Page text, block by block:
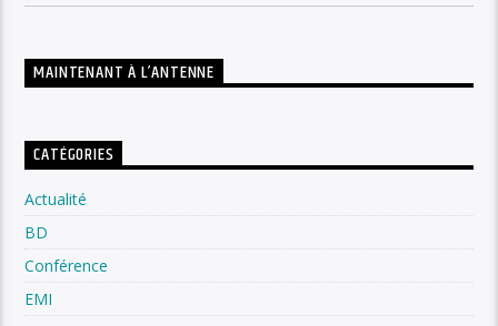
MAINTENANT À L’ANTENNE
CATÉGORIES
Actualité
BD
Conférence
EMI